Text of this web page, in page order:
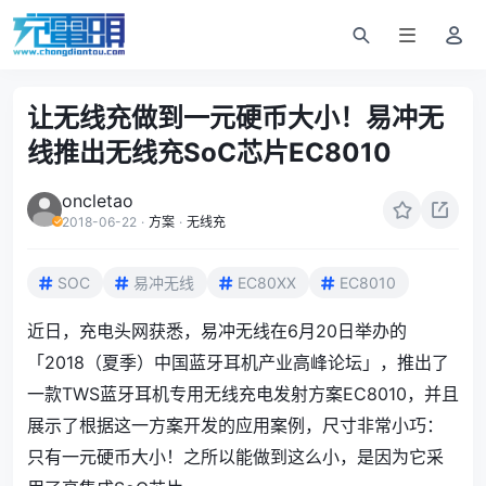
让无线充做到一元硬币大小！易冲无
线推出无线充SoC芯片EC8010
oncletao
2018-06-22 · 方案 · 无线充
SOC 易冲无线 EC80XX EC8010
近日，充电头网获悉，易冲无线在6月20日举办的
「2018（夏季）中国蓝牙耳机产业高峰论坛 」，推出了
一款TWS蓝牙耳机专用无线充电发射方案EC8010，并且
展示了根据这一方案开发的应用案例，尺寸非常小巧：
只有一元硬币大小！之所以能做到这么小，是因为它采